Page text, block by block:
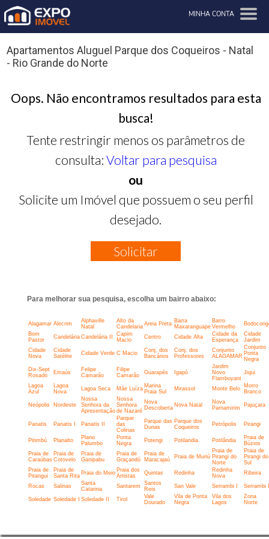
MINHA CONTA
Apartamentos Aluguel Parque dos Coqueiros - Natal
- Rio Grande do Norte
Oops. Não encontramos resultados para esta
busca!
Tente restringir menos os parâmetros de
consulta: Voltar para pesquisa
ou
Solicite um Imóvel que possuem o seu perfil
desejado.
Solicitar
Para melhorar sua pesquisa, escolha um bairro abaixo:
Alagamar Alecrim
Alphaville
Natal
Alto da
Candelaria Areia Preta Barra
Maxaranguape
Barro
Vermelho
Bom
Pastor
Candelária Candelária II
Capim
Macio
Centro Cidade Alta
Cidade da
Esperança
Cidade
Jardim
Cidade
Nova
Cidade
Satélite
Cidade Verde C Macio
Conj. dos
Bancários
Conj. dos
Professores
Conjunto
ALAGAMAR
Conjunto
Ponta
Negra
Dix-Sept
Rosado
Emaús
Felipe
Camarão
Filipe
Camarão
Guarapés Igapó
Jardim
Novo
Flamboyant
Jiqui
Lagoa
Azul
Lagoa
Nova
Lagoa Seca Mãe Luíza Marina
Praia Sul
Mirassol Monte Belo
Morro
Branco
Neópolis Nordeste
Nossa
Senhora da
Apresentação
Nossa
Senhora
de Nazaré
Nova
Descoberta Nova Natal
Nova
Parnamirim
Pajuçara
Panatis Panatis I Panatis II
Parque
das
Colinas
Parque das
Dunas
Parque dos
Coqueiros
Petrópolis Pirangi
Pitimbú Planalto
Plano
Palumbo
Ponta
Negra
Potengi Potilandia Potilândia
Praia de
Búzios
Praia de
Caraúbas
Praia de
Cotovelo
Praia de
Ganipabu
Praia de
Graçandú
Praia de
Maracajaú
Praia de Muriú
Praia de
Pirangi do
Norte
Praia de
Pirangi do
Sul
Praia de
Pitangui
Praia de
Santa Rita Praia do Meio Praia dos
Artistas
Quintas Redinha
Redinha
Nova
Ribeira
Rocas Salinas
Santa
Catarina
Santarem
Santos
Reis
San Vale Serrambi I Serrambi
Soledade Soledade I Soledade II Tirol
Vale
Dourado
Vila de Ponta
Negra
Vila dos
Lagos
Zona
Norte